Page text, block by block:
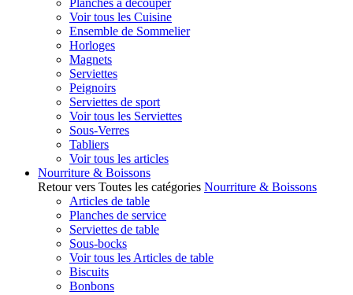
Planches a decouper
Voir tous les Cuisine
Ensemble de Sommelier
Horloges
Magnets
Serviettes
Peignoirs
Serviettes de sport
Voir tous les Serviettes
Sous-Verres
Tabliers
Voir tous les articles
Nourriture & Boissons
Retour vers Toutes les catégories Nourriture & Boissons
Articles de table
Planches de service
Serviettes de table
Sous-bocks
Voir tous les Articles de table
Biscuits
Bonbons